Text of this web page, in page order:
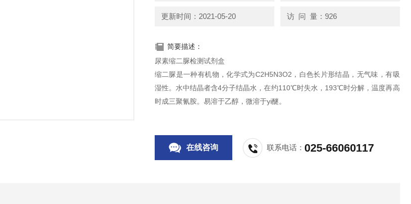
更新时间：2021-05-20 访 问 量：926
简要描述：
尿素缩二脲检测试剂盒
缩二脲是一种有机物，化学式为C2H5N3O2，白色长片形结晶，无气味，有吸
湿性。水中结晶者含4分子结晶水，在约110℃时失水，193℃时分解，温度再高
时成三聚氰胺。易溶于乙醇，微溶于yi醚。
在线咨询 联系电话：025-66060117